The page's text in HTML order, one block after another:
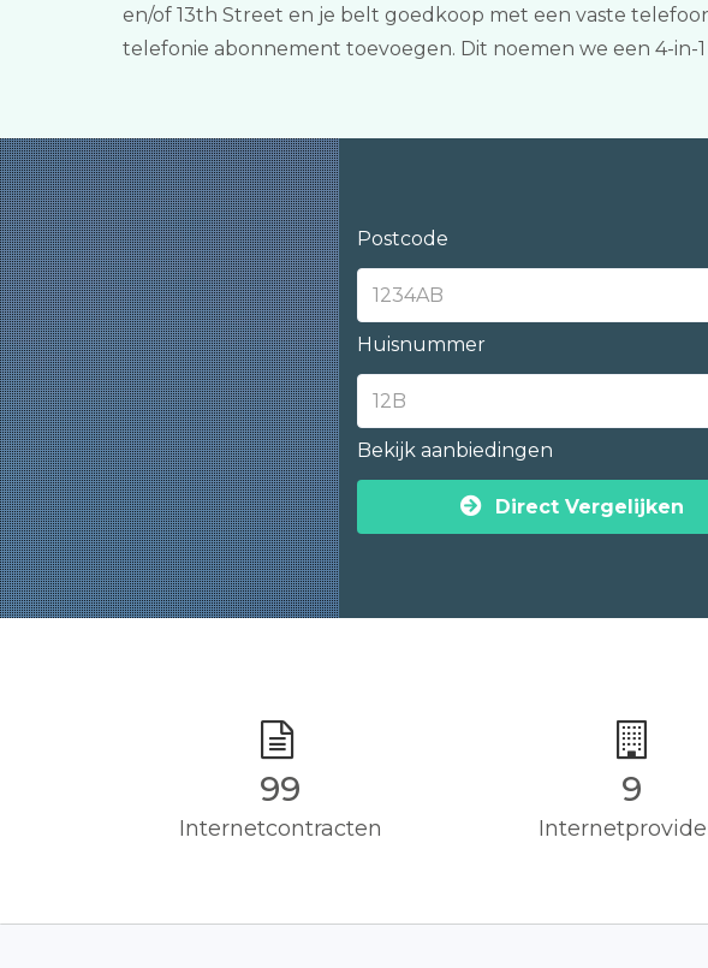
en/of 13th Street en je belt goedkoop met een vaste
telefonie abonnement toevoegen. Dit noemen we een 4-in-
Postcode
Huisnummer
Bekijk aanbiedingen
Direct Vergelijken
100
Internetcontracten
9